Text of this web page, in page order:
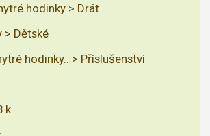
hodinky > Drát
> Dětské
hodinky.. > Příslušenství
k